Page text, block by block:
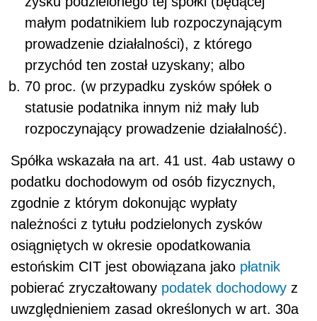
małym podatnikiem lub rozpoczynającym
prowadzenie działalności), z którego
przychód ten został uzyskany; albo
70 proc. (w przypadku zysków spółek o
statusie podatnika innym niż mały lub
rozpoczynający prowadzenie działalność).
Spółka wskazała na art. 41 ust. 4ab ustawy o
podatku dochodowym od osób fizycznych,
zgodnie z którym dokonując wypłaty
należności z tytułu podzielonych zysków
osiągniętych w okresie opodatkowania
estońskim CIT jest obowiązana jako płatnik
pobierać zryczałtowany podatek dochodowy z
uwzględnieniem zasad określonych w art. 30a